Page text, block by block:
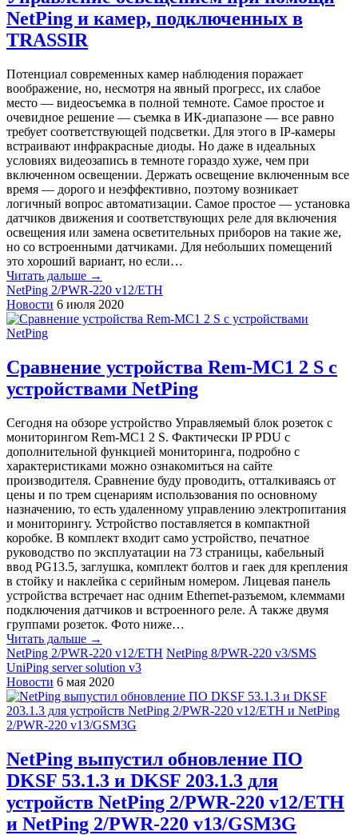
NetPing и камер, подключенных в
TRASSIR
Потенциал современных камер наблюдения поражает
воображение, но, несмотря на явный прогресс, их слабое
место — видеосъемка в полной темноте. Самое простое и
очевидное решение — съемка в ИК-диапазоне — все равно
требует соответствующей подсветки. Для этого в IP-камеры
встраивают инфракрасные диоды. Но даже в идеальных
условиях видеозапись в темноте гораздо хуже, чем при
включенном освещении. Держать освещение включенным все
время — дорого и неэффективно, поэтому возникает
логичный вопрос автоматизации. Самое простое — установка
датчиков движения и соответствующих реле для включения
освещения или замена осветительных приборов на такие же,
но со встроенными датчиками. Для небольших помещений
это хороший вариант, но если…
Читать дальше →
NetPing 2/PWR-220 v12/ETH
Новости 6 июля 2020
Сравнение устройства Rem-MC1 2 S с
устройствами NetPing
Сегодня на обзоре устройство Управляемый блок розеток с
мониторингом Rem-MC1 2 S. Фактически IP PDU с
дополнительной функцией мониторинга, подробно с
характеристиками можно ознакомиться на сайте
производителя. Сравнение буду проводить, отталкиваясь от
цены и по трем сценариям использования по основному
назначению, то есть удаленному управлению электропитания
и мониторингу. Устройство поставляется в компактной
коробке. В комплект входит само устройство, печатное
руководство по эксплуатации на 73 страницы, кабельный
ввод PG13.5, заглушка, комплект болтов и гаек для крепления
в стойку и наклейка с серийным номером. Лицевая панель
устройства встречает нас одним Ethernet-разъемом, клеммами
подключения датчиков и встроенного реле. А также двумя
группами розеток. Фото ниже…
Читать дальше →
NetPing 2/PWR-220 v12/ETH NetPing 8/PWR-220 v3/SMS
UniPing server solution v3
Новости 6 мая 2020
NetPing выпустил обновление ПО
DKSF 53.1.3 и DKSF 203.1.3 для
устройств NetPing 2/PWR-220 v12/ETH
и NetPing 2/PWR-220 v13/GSM3G